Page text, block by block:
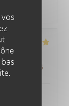
/ Prix /5
uste a